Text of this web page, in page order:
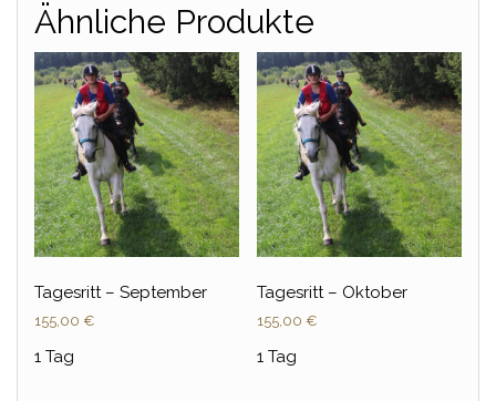
Ähnliche Produkte
Tagesritt – September
155,00 €
1 Tag
Tagesritt – Oktober
155,00 €
1 Tag